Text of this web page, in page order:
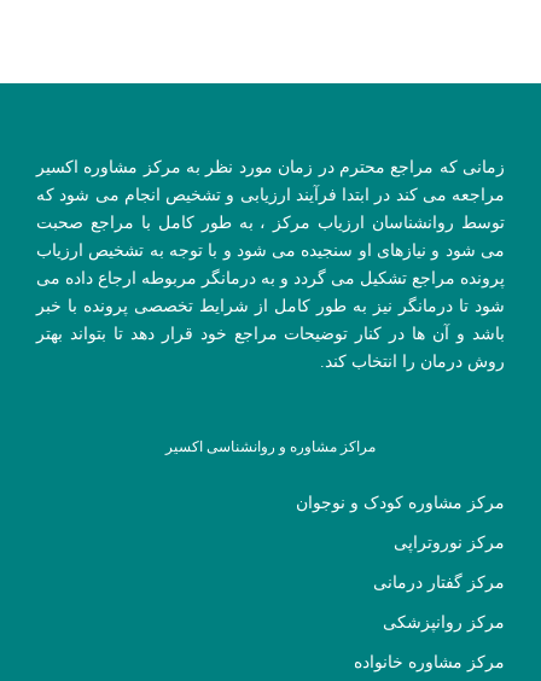
زمانی که مراجع محترم در زمان مورد نظر به مرکز مشاوره اکسیر
مراجعه می کند در ابتدا فرآیند ارزیابی و تشخیص انجام می شود که
توسط روانشناسان ارزیاب مرکز ، به طور کامل با مراجع صحبت
می شود و نیازهای او سنجیده می شود و با توجه به تشخیص ارزیاب
پرونده مراجع تشکیل می گردد و به درمانگر مربوطه ارجاع داده می
شود تا درمانگر نیز به طور کامل از شرایط تخصصی پرونده با خبر
باشد و آن ها در کنار توضیحات مراجع خود قرار دهد تا بتواند بهتر
روش درمان را انتخاب کند.
مراکز مشاوره و روانشناسی اکسیر
مرکز مشاوره کودک و نوجوان
مرکز نوروتراپی
مرکز گفتار درمانی
مرکز روانپزشکی
مرکز مشاوره خانواده